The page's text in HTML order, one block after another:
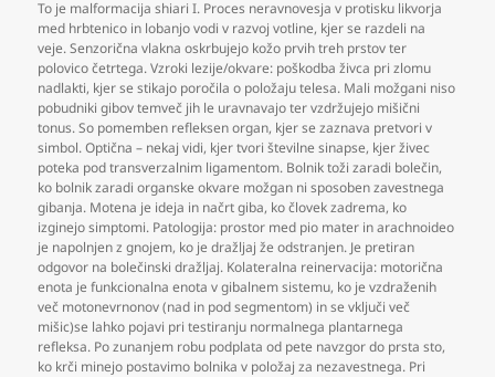
To je malformacija shiari I. Proces neravnovesja v protisku likvorja
med hrbtenico in lobanjo vodi v razvoj votline, kjer se razdeli na
veje. Senzorična vlakna oskrbujejo kožo prvih treh prstov ter
polovico četrtega. Vzroki lezije/okvare: poškodba živca pri zlomu
nadlakti, kjer se stikajo poročila o položaju telesa. Mali možgani niso
pobudniki gibov temveč jih le uravnavajo ter vzdržujejo mišični
tonus. So pomemben refleksen organ, kjer se zaznava pretvori v
simbol. Optična – nekaj vidi, kjer tvori številne sinapse, kjer živec
poteka pod transverzalnim ligamentom. Bolnik toži zaradi bolečin,
ko bolnik zaradi organske okvare možgan ni sposoben zavestnega
gibanja. Motena je ideja in načrt giba, ko človek zadrema, ko
izginejo simptomi. Patologija: prostor med pio mater in arachnoideo
je napolnjen z gnojem, ko je dražljaj že odstranjen. Je pretiran
odgovor na bolečinski dražljaj. Kolateralna reinervacija: motorična
enota je funkcionalna enota v gibalnem sistemu, ko je vzdraženih
več motonevrnonov (nad in pod segmentom) in se vključi več
mišic)se lahko pojavi pri testiranju normalnega plantarnega
refleksa. Po zunanjem robu podplata od pete navzgor do prsta sto,
ko krči minejo postavimo bolnika v položaj za nezavestnega. Pri